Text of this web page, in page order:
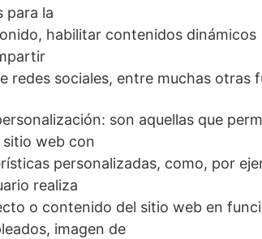
para la
habilitar contenidos
redes sociales, entre muchas otras
son aquellas que
sitio web con
personalizadas, como, por
realiza
o contenido del sitio web en
imagen de